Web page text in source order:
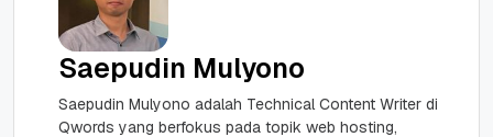
Saepudin Mulyono
Saepudin Mulyono adalah Technical Content Writer di
Qwords yang berfokus pada topik web hosting,